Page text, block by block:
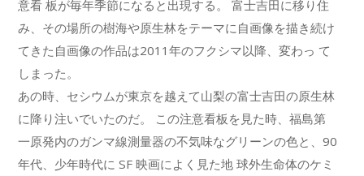
意看 板が毎年季節になると出現する。 富士吉田に移り住
み、その場所の樹海や原生林をテーマに自画像を描き続け
てきた自画像の作品は2011年のフクシマ以降、変わっ て
しまった。
あの時、セシウムが東京を越えて山梨の富士吉田の原生林
に降り注いでいたのだ。 この注意看板を見た時、福島第
一原発内のガンマ線測量器の不気味なグリーンの色と、90
年代、少年時代に SF 映画によく見た地 球外生命体のケミ